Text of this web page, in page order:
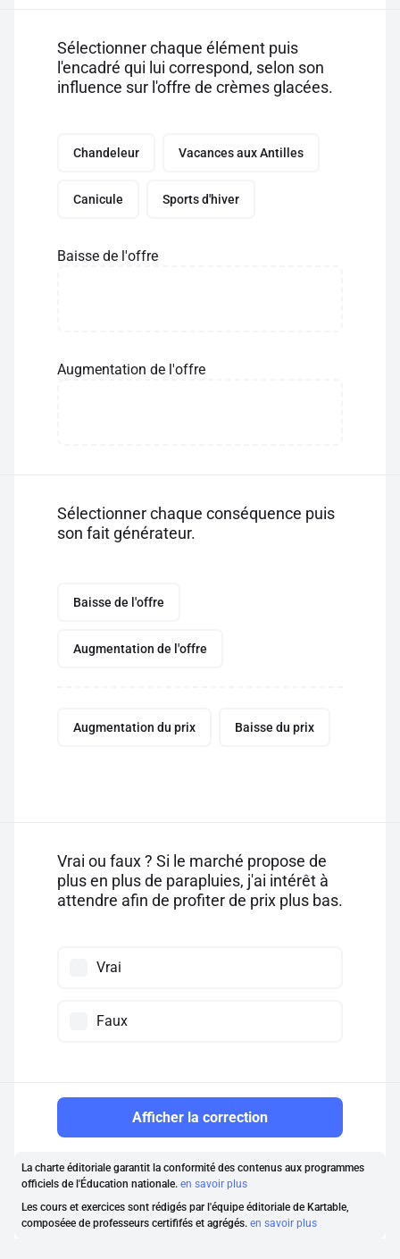
Sélectionner chaque élément puis
l'encadré qui lui correspond, selon son
influence sur l'offre de crèmes glacées.
Chandeleur Vacances aux Antilles
Canicule Sports d'hiver
Baisse de l'offre
Augmentation de l'offre
Sélectionner chaque conséquence puis
son fait générateur.
Baisse de l'offre
Augmentation de l'offre
Augmentation du prix Baisse du prix
Vrai ou faux ? Si le marché propose de
plus en plus de parapluies, j'ai intérêt à
attendre afin de profiter de prix plus bas.
Vrai
Faux
Afficher la correction
La charte éditoriale garantit la conformité des contenus aux programmes
officiels de l'Éducation nationale. en savoir plus
Les cours et exercices sont rédigés par l'équipe éditoriale de Kartable,
composéee de professeurs certififés et agrégés. en savoir plus